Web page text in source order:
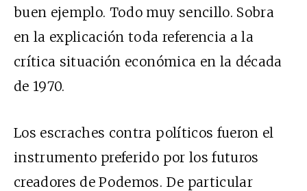
buen ejemplo. Todo muy sencillo. Sobra
en la explicación toda referencia a la
crítica situación económica en la década
de 1970.
Los escraches contra políticos fueron el
instrumento preferido por los futuros
creadores de Podemos. De particular